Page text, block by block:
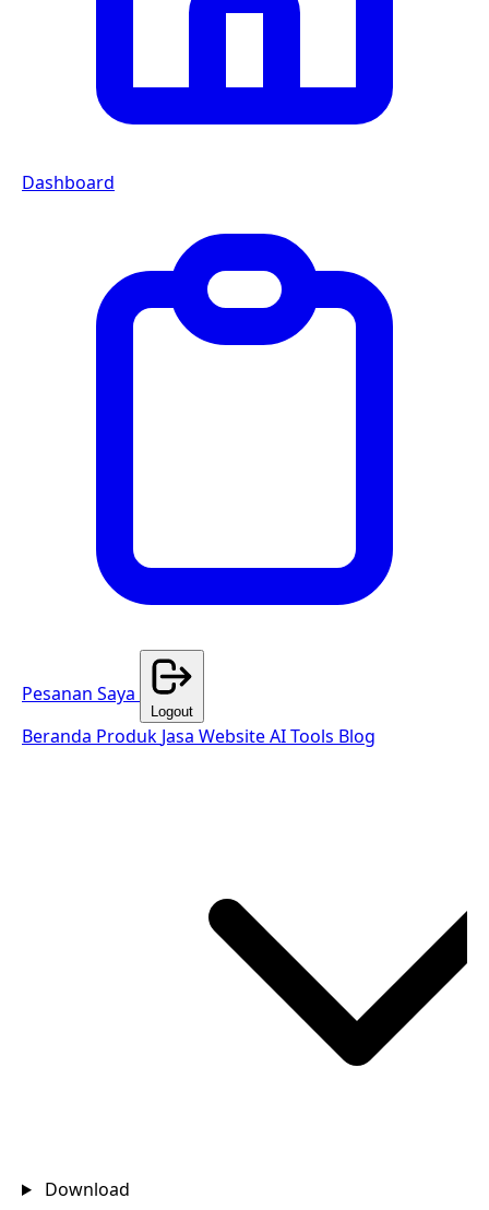
Dashboard
Pesanan Saya
Logout
Beranda Produk Jasa WebsiteAI Tools Blog
Download